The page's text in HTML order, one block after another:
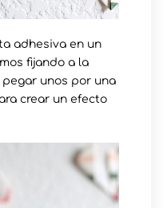
adhesiva en un
fijando a la
unos por una
crear un efecto